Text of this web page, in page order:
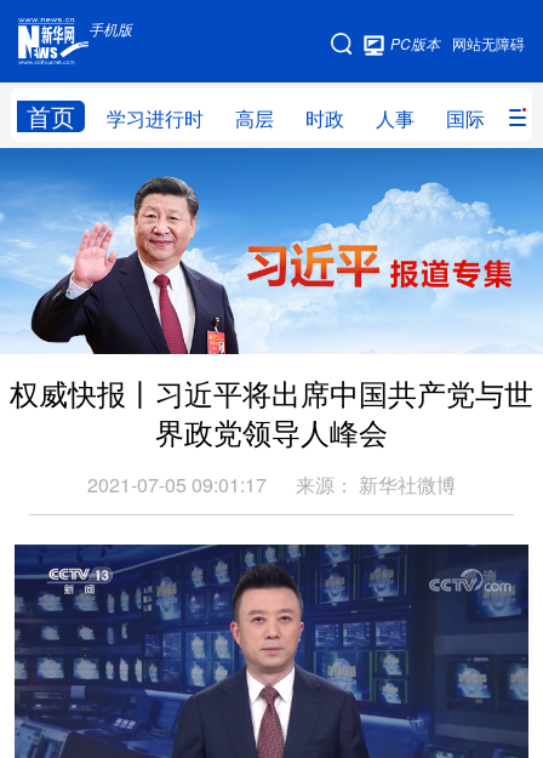
手机版
网站无障碍
PC版本
首页 学习进行时 高层 时政 人事 国际 财
手机版
网站地图
学习进行时 高层 人事
国际 财经 网评 港澳
台湾 思客智库 全球连线 教育
科技 科创 量子
文化 书画 健康 军事
视频 图片
法律 中央文件 金融 汽车
食品 人居 信息化 数字经济
学术中国 乡村振兴 银龄 溯源中国
城市 旅游 能源 会展
彩票 娱乐 时尚 悦读
公益 上市公司
权威快报丨习近平将出席中国共产党与世
界政党领导人峰会
2021-07-05 09:01:17 来源： 新华社微博